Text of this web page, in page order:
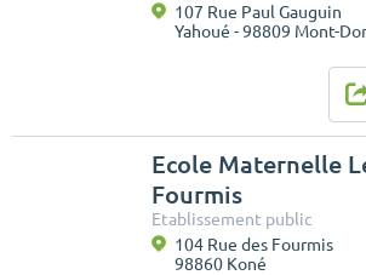
107 Rue Paul Gauguin
Yahoué - 98809 Mont-
Ecole Maternelle
Fourmis
Etablissement public
104 Rue des Fourmis
98860 Koné